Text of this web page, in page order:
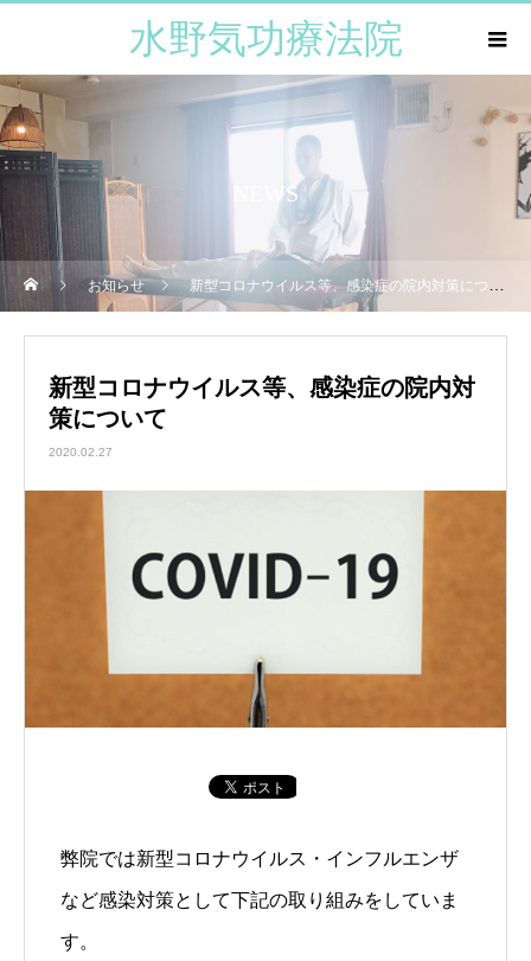
水野気功療法院
NEWS
お知らせ 新型コロナウイルス等、感染症の院内対策について
新型コロナウイルス等、感染症の院内対
策について
2020.02.27
弊院では新型コロナウイルス・インフルエンザ
など感染対策として下記の取り組みをしていま
す。